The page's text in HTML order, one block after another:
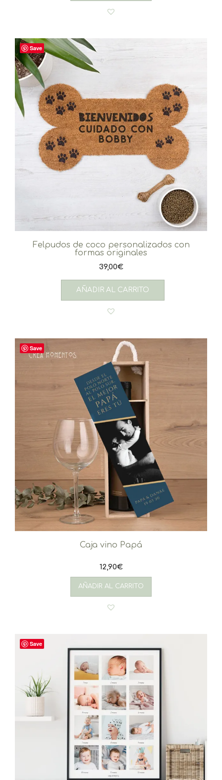
Save
Felpudos de coco personalizados con
formas originales
39,00€
AÑADIR AL CARRITO
Save
Caja vino Papá
12,90€
AÑADIR AL CARRITO
Save